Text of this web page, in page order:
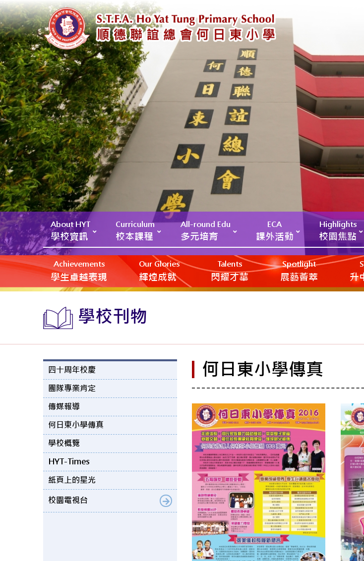
About HYT
學校資訊
Curriculum
校本課程
All-round Edu
多元培育
ECA
課外活動
Highlights
校園焦點
Achievements
學生卓越表現
Our Glories
輝煌成就
Talents
閃耀才華
Spotlight
展藝薈萃 升
學校刊物
四十周年校慶
團隊專業肯定
傳媒報導
何日東小學傳真
學校概覽
HYT-Times
紙頁上的星光
校園電視台
何日東小學傳真